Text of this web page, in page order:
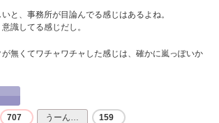
と、事務所が目論んでる感じはあるよね。
識してる感じだし。
が無くてワチャワチャした感じは、確かに嵐っぽいか
707 うーん… 159